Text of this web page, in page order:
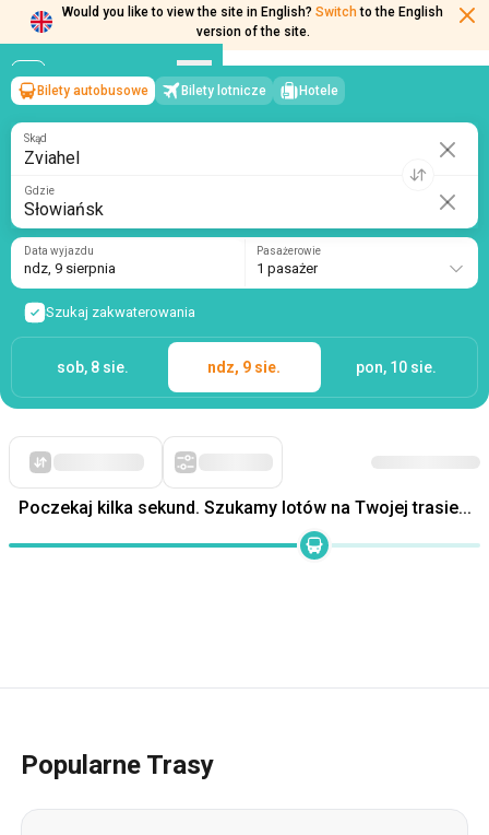
Would you like to view the site in English? Switch to the English
version of the site.
Zviahel→Słowiańsk
ndz, 9 sierpnia/1 pasażer
Bilety autobusowe Bilety lotnicze Hotele
Skąd
Gdzie
Data wyjazdu
ndz, 9 sierpnia
Pasażerowie
1 pasażer
Szukaj zakwaterowania
sob, 8 sie. ndz, 9 sie. pon, 10 sie.
Po pierwsze, tanie
Zviahel